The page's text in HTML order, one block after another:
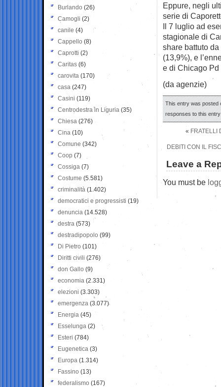
Eppure, negli
serie di
Il 7 luglio ad
stagionale di
share battuto
(13,9%), e
e di Chicago Pd
(da agenzie)
This entry was posted
responses to this
« FRATELLI
DEBITI CON IL
Leave a
You must be
Burlando (26)
Camogli (2)
canile (4)
Cappello (8)
Caprotti (2)
Caritas (6)
carovita (170)
casa (247)
Casini (119)
Centrodestra in Liguria (35)
Chiesa (276)
Cina (10)
Comune (342)
Coop (7)
Cossiga (7)
Costume (5.581)
criminalità (1.402)
democratici e progressisti (19)
denuncia (14.528)
destra (573)
destradipopolo (99)
Di Pietro (101)
Diritti civili (276)
don Gallo (9)
economia (2.331)
elezioni (3.303)
emergenza (3.077)
Energia (45)
Esselunga (2)
Esteri (784)
Eugenetica (3)
Europa (1.314)
Fassino (13)
federalismo (167)